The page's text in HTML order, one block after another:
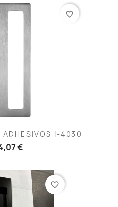
ADHESIVOS I-4030
€
favorite_border
favorite_border